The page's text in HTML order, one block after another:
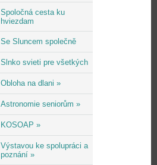
Spoločná cesta ku
hviezdam
Se Sluncem společně
Slnko svieti pre všetkých
Obloha na dlani »
Astronomie seniorům »
KOSOAP »
Výstavou ke spolupráci a
poznání »